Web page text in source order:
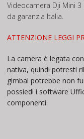
Videocamera Dji Mini 3
da garanzia Italia.
ATTENZIONE LEGGI
La camera è legata
nativa, quindi potresti
gimbal potrebbe non
possiedi i software
componenti.